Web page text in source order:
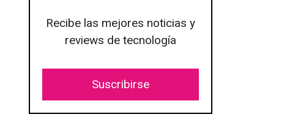
Recibe las mejores noticias y
reviews de tecnología
Suscribirse